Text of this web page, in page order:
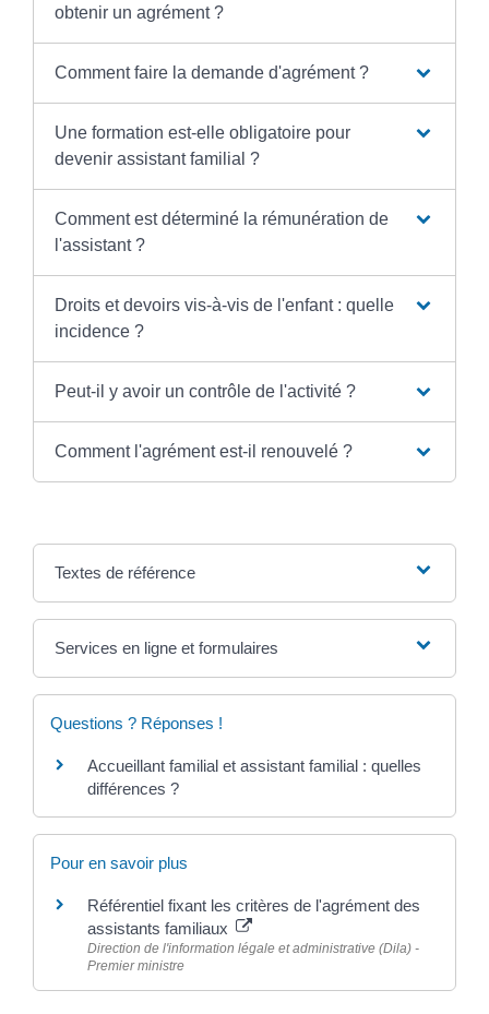
obtenir un agrément ?
Comment faire la demande d'agrément ?
Une formation est-elle obligatoire pour
devenir assistant familial ?
Comment est déterminé la rémunération de
l'assistant ?
Droits et devoirs vis-à-vis de l'enfant : quelle
incidence ?
Peut-il y avoir un contrôle de l'activité ?
Comment l'agrément est-il renouvelé ?
Textes de référence
Services en ligne et formulaires
Questions ? Réponses !
Accueillant familial et assistant familial : quelles
différences ?
Pour en savoir plus
Référentiel fixant les critères de l'agrément des
assistants familiaux
Direction de l'information légale et administrative (Dila) -
Premier ministre